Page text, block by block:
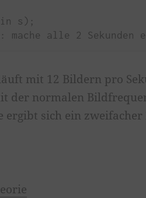
s);
mit 12 Bildern pro
der normalen
ergibt sich ein